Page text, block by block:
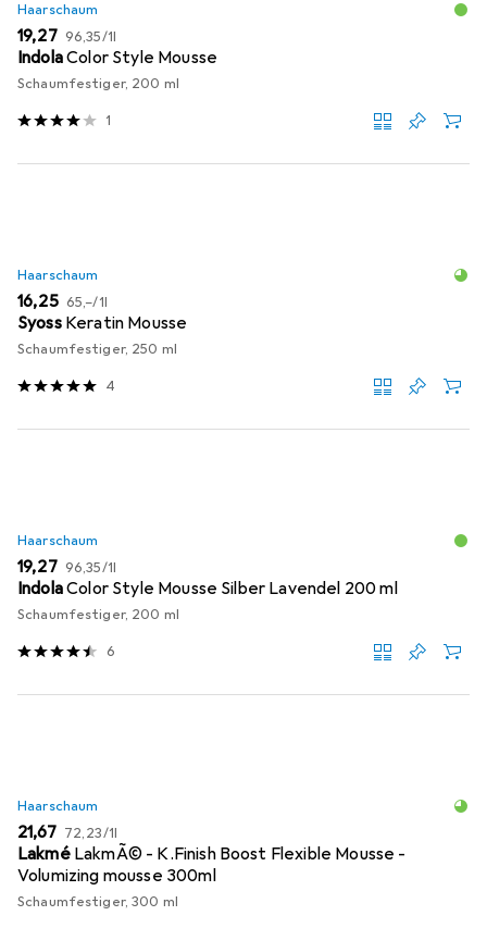
Haarschaum
EUR
19,27 EUR
96,35/1l
IndolaColor Style Mousse
Schaumfestiger, 200 ml
1
Haarschaum
EUR
16,25 EUR
65,–/1l
Syoss Keratin Mousse
Schaumfestiger, 250 ml
4
Haarschaum
EUR
19,27 EUR
96,35/1l
IndolaColor Style Mousse Silber Lavendel 200 ml
Schaumfestiger, 200 ml
6
Haarschaum
EUR
21,67 EUR
72,23/1l
Lakmé LakmÃ© - K.Finish Boost Flexible Mousse -
Volumizing mousse 300ml
Schaumfestiger, 300 ml